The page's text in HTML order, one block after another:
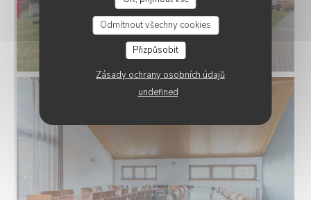
Odmítnout všechny cookies
Přizpůsobit
Zásady ochrany osobních údajů
undefined
RESTAURANT-BRASSERIE MESS CAFÉ SÀRL